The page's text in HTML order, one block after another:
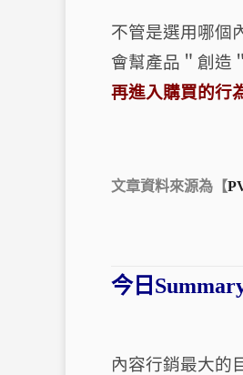
不管是選用哪個
會幫產品＂創造
再進入購買的行
文章資料來源為【
今日
內容行銷最大的